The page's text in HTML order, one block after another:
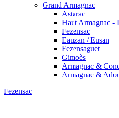
Grand Armagnac
Astarac
Haut Armagnac -
Fezensac
Eauzan / Eusan
Fezensaguet
Gimoès
Armagnac &
Armagnac &
Fezensac